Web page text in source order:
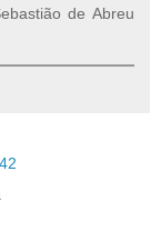
de Abreu